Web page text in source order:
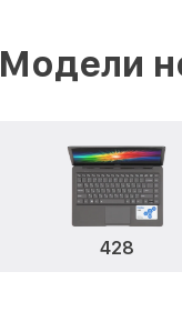
Модели
428